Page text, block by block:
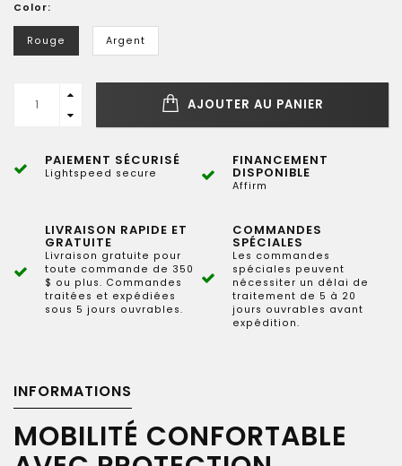
Color:
Rouge Argent
AJOUTER AU PANIER
PAIEMENT SÉCURISÉ
Lightspeed secure
FINANCEMENT
DISPONIBLE
Affirm
LIVRAISON RAPIDE ET
GRATUITE
Livraison gratuite pour
toute commande de 350
$ ou plus. Commandes
traitées et expédiées
sous 5 jours ouvrables.
COMMANDES
SPÉCIALES
Les commandes
spéciales peuvent
nécessiter un délai de
traitement de 5 à 20
jours ouvrables avant
expédition.
INFORMATIONS
MOBILITÉ CONFORTABLE